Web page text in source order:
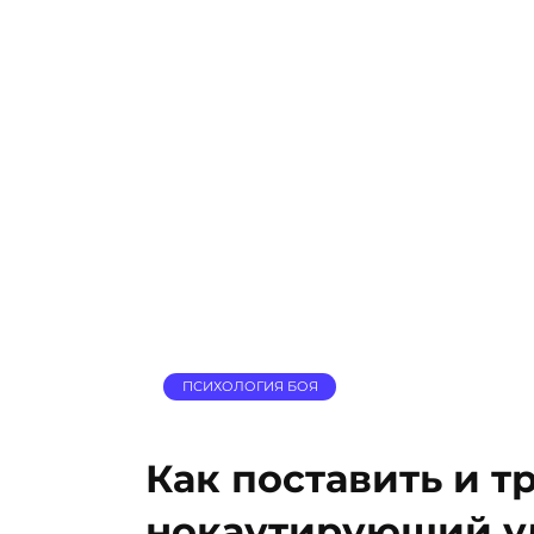
ПСИХОЛОГИЯ БОЯ
Как поставить и